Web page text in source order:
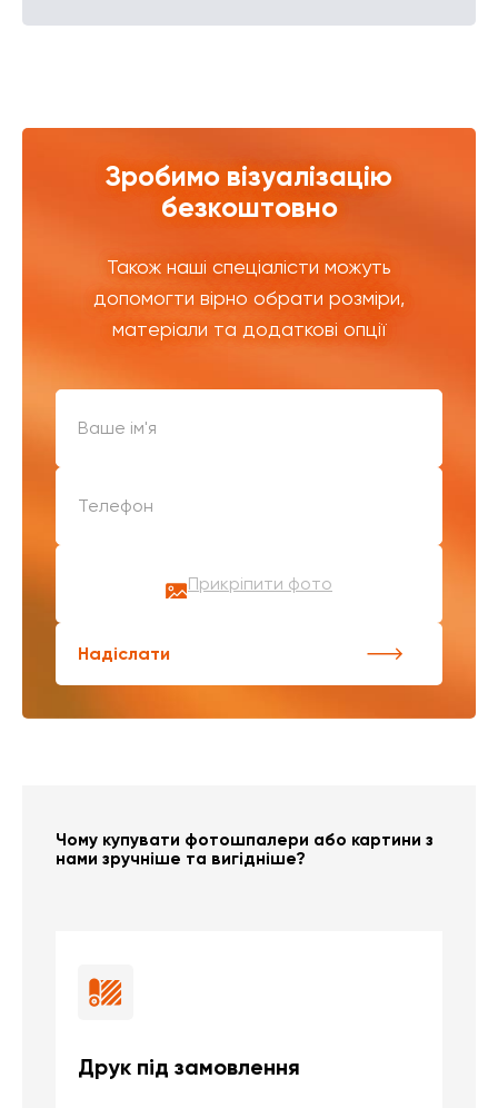
Зробимо візуалізацію
безкоштовно
Також наші спеціалісти можуть
допомогти вірно обрати розміри,
матеріали та додаткові опції
Прикріпити фото
Надіслати
Чому купувати фотошпалери або картини з
нами зручніше та вигідніше?
Друк під замовлення